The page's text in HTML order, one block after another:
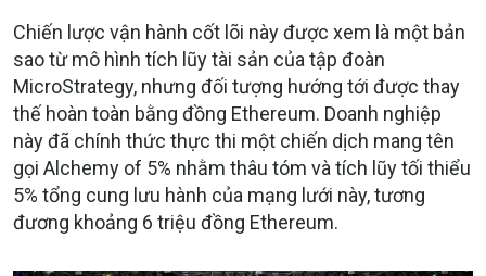
Chiến lược vận hành cốt lõi này được xem là một bản
sao từ mô hình tích lũy tài sản của tập đoàn
MicroStrategy, nhưng đối tượng hướng tới được thay
thế hoàn toàn bằng đồng Ethereum. Doanh nghiệp
này đã chính thức thực thi một chiến dịch mang tên
gọi Alchemy of 5% nhằm thâu tóm và tích lũy tối thiểu
5% tổng cung lưu hành của mạng lưới này, tương
đương khoảng 6 triệu đồng Ethereum.